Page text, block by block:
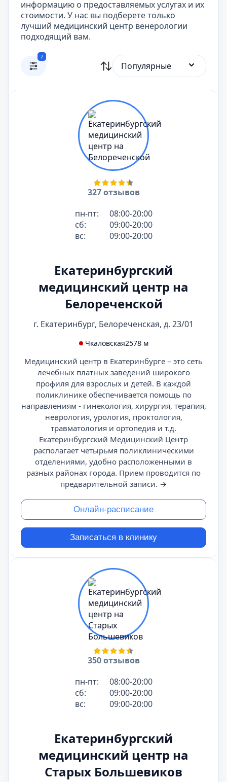
информацию о предоставляемых услугах и их
стоимости. У нас вы подберете только
лучший медицинский центр венерологии
подходящий вам.
2
Популярные
327 отзывов
пн-пт:
08:00-20:00
сб:
09:00-20:00
вс:
09:00-20:00
Екатеринбургский
медицинский центр на
Белореченской
г. Екатеринбург, Белореченская, д. 23/01
Чкаловская2578 м
Медицинский центр в Екатеринбурге – это сеть
лечебных платных заведений широкого
профиля для взрослых и детей. В каждой
поликлинике обеспечивается помощь по
направлениям - гинекология, хирургия, терапия,
неврология, урология, проктология,
травматология и ортопедия и т.д.
Екатеринбургский Медицинский Центр
располагает четырьмя поликлиническими
отделениями, удобно расположенными в
разных районах города. Прием проводится по
предварительной записи. →
Онлайн-расписание
Записаться в клинику
350 отзывов
пн-пт:
08:00-20:00
сб:
09:00-20:00
вс:
09:00-20:00
Екатеринбургский
медицинский центр на
Старых Большевиков